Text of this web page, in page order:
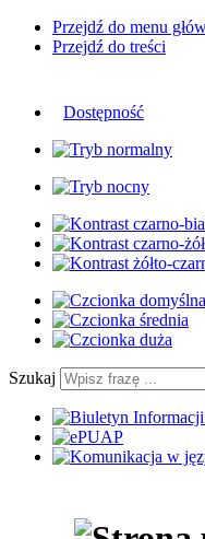
Przejdź do menu
Przejdź do treści
Dostępność
Szukaj